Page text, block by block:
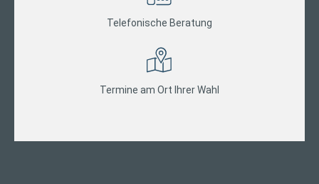
Telefonische Beratung
Termine am Ort Ihrer Wahl